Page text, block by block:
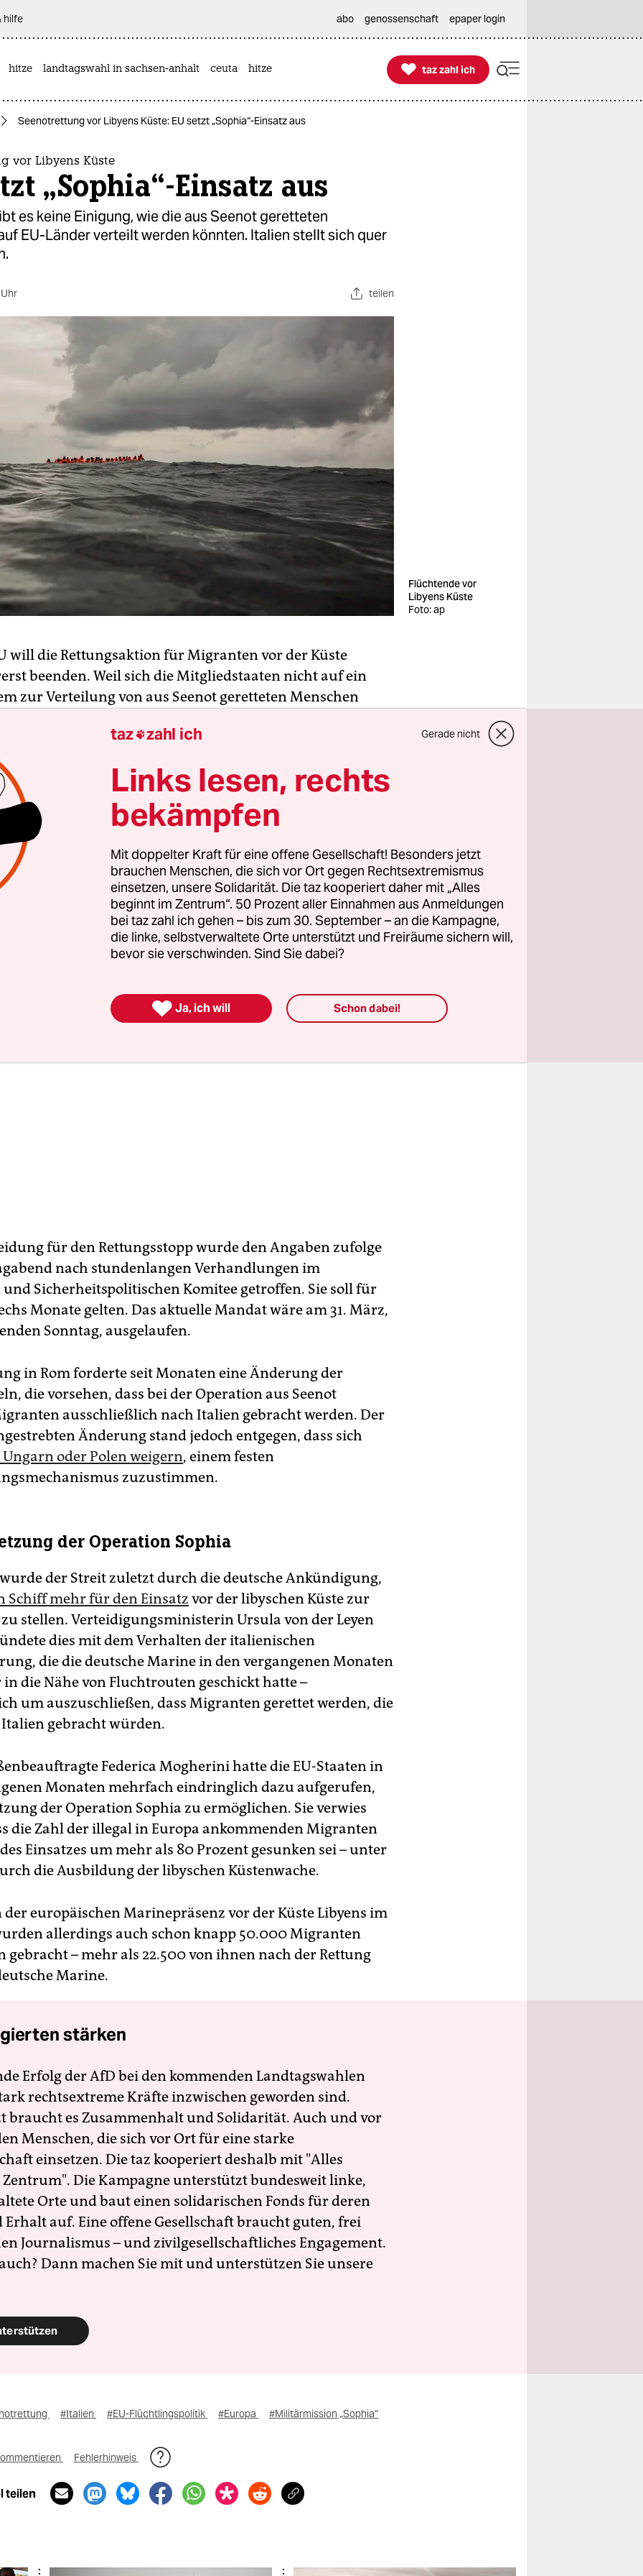
hilfe abo genossenschaft epaper login
hitze landtagswahl in sachsen-anhalt ceuta hitze 
taz zahl ich
taz zahl ich
Seenotrettung vor Libyens Küste: EU setzt „Sophia“-Einsatz aus
vor Libyens Küste
„Sophia“-Einsatz aus
es keine Einigung, wie die aus Seenot geretteten
EU-Länder verteilt werden könnten. Italien stellt sich quer
teilen
Flüchtende vor
Libyens Küste
Foto: ap
will die Rettungsaktion für Migranten vor der Küste
beenden. Weil sich die Mitgliedstaaten nicht auf ein
zur Verteilung von aus Seenot geretteten Menschen
Operation Sophia bis auf Weiteres nur noch aus der Luft
werden, wie die
aus EU-Kreisen erfuhr. Die Ausbildung libyscher
soll jedoch fortgesetzt werden. Am Mittwoch bestätigte
der EU-Außenbeauftragten Federica Mogherini eine
Einigung der Mitgliedstaaten.
Verlängerung des Einsatzes von Schiffen scheiterte am
Seit
die populistische Regierung in Romim Amt ist, hat
scharfen Anti-Migrations-Kurs eingeschlagen. Mehrfach
mit geretteten Menschen im Mittelmeer blockiert.
für den Rettungsstopp wurde den Angaben zufolge
nach stundenlangen Verhandlungen im
Sicherheitspolitischen Komitee getroffen. Sie soll für
Monate gelten. Das aktuelle Mandat wäre am 31. März,
Sonntag, ausgelaufen.
in Rom forderte seit Monaten eine Änderung der
die vorsehen, dass bei der Operation aus Seenot
ausschließlich nach Italien gebracht werden. Der
Änderung stand jedoch entgegen, dass sich
oder Polen weigern, einem festen
zuzustimmen.
der Operation Sophia
der Streit zuletzt durch die deutsche Ankündigung,
Schiff mehr für den Einsatz vor der libyschen Küste zur
stellen. Verteidigungsministerin Ursula von der Leyen
dies mit dem Verhalten der italienischen
die die deutsche Marine in den vergangenen Monaten
die Nähe von Fluchtrouten geschickt hatte –
um auszuschließen, dass Migranten gerettet werden, die
gebracht würden.
Federica Mogherini hatte die EU-Staaten in
Monaten mehrfach eindringlich dazu aufgerufen,
der Operation Sophia zu ermöglichen. Sie verwies
die Zahl der illegal in Europa ankommenden Migranten
Einsatzes um mehr als 80 Prozent gesunken sei – unter
die Ausbildung der libyschen Küstenwache.
der europäischen Marinepräsenz vor der Küste Libyens im
allerdings auch schon knapp 50.000 Migranten
gebracht – mehr als 22.500 von ihnen nach der Rettung
Marine.
stärken
Erfolg der AfD bei den kommenden Landtagswahlen
rechtsextreme Kräfte inzwischen geworden sind.
braucht es Zusammenhalt und Solidarität. Auch und vor
Menschen, die sich vor Ort für eine starke
einsetzen. Die taz kooperiert deshalb mit "Alles
Die Kampagne unterstützt bundesweit linke,
Orte und baut einen solidarischen Fonds für deren
Erhalt auf. Eine offene Gesellschaft braucht guten, frei
Journalismus – und zivilgesellschaftliches Engagement.
Dann machen Sie mit und unterstützen Sie unsere
#Italien #EU-Flüchtlingspolitik #Europa #Militärmission „Sophia“
Fehlerhinweis
teilen
taz zahl ich Gerade nicht
Links lesen, rechts
bekämpfen
Mit doppelter Kraft für eine offene Gesellschaft! Besonders jetzt
brauchen Menschen, die sich vor Ort gegen Rechtsextremismus
einsetzen, unsere Solidarität. Die taz kooperiert daher mit „Alles
beginnt im Zentrum“. 50 Prozent aller Einnahmen aus Anmeldungen
bei taz zahl ich gehen – bis zum 30. September – an die Kampagne,
die linke, selbstverwaltete Orte unterstützt und Freiräume sichern will,
bevor sie verschwinden. Sind Sie dabei?
 Ja, ich will Schon dabei!